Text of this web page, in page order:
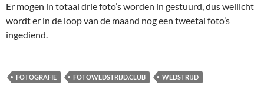
Er mogen in totaal drie foto’s worden in gestuurd, dus wellicht
wordt er in de loop van de maand nog een tweetal foto’s
ingediend.
FOTOGRAFIE FOTOWEDSTRIJD.CLUB WEDSTRIJD